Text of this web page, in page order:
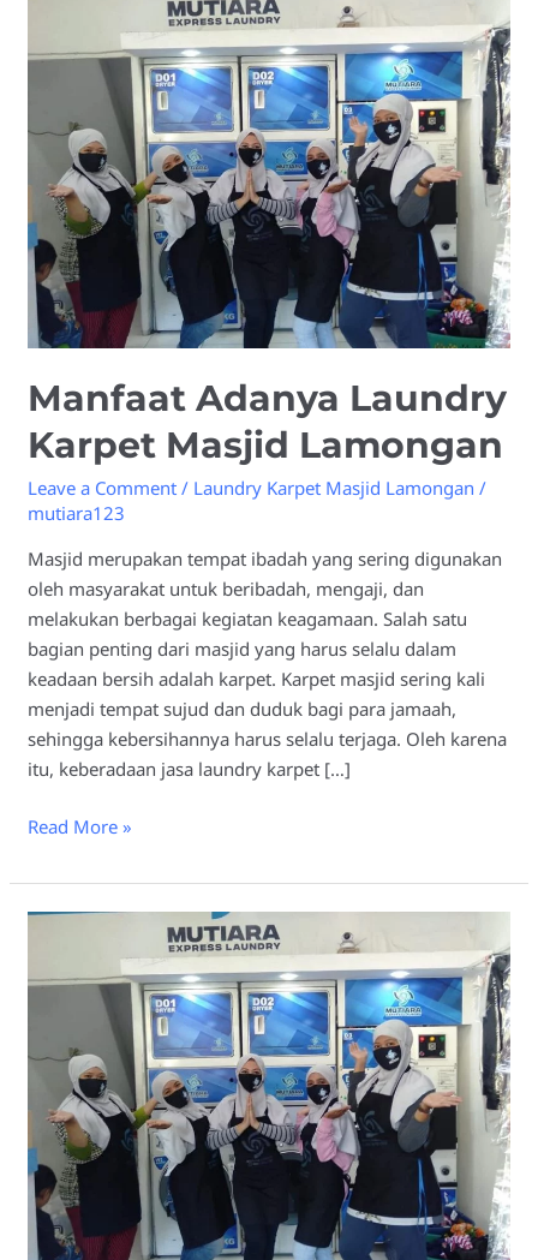
Manfaat Adanya Laundry
Karpet Masjid Lamongan
Leave a Comment / Laundry Karpet Masjid Lamongan /
mutiara123
Masjid merupakan tempat ibadah yang sering digunakan
oleh masyarakat untuk beribadah, mengaji, dan
melakukan berbagai kegiatan keagamaan. Salah satu
bagian penting dari masjid yang harus selalu dalam
keadaan bersih adalah karpet. Karpet masjid sering kali
menjadi tempat sujud dan duduk bagi para jamaah,
sehingga kebersihannya harus selalu terjaga. Oleh karena
itu, keberadaan jasa laundry karpet […]
Laundry
Masjid
Lamongan
Read More »
Laundry
Masjid
Lamongan